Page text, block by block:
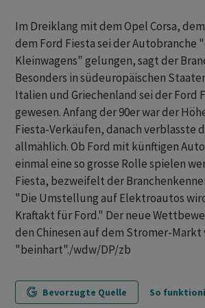
Im Dreiklang mit dem Opel Corsa,
dem Ford Fiesta sei der Autobranche
Kleinwagens" gelungen, sagt der
Besonders in südeuropäischen
Italien und Griechenland sei der Ford
gewesen. Anfang der 90er war der
Fiesta-Verkäufen, danach verblasste
allmählich. Ob Ford mit künftigen
einmal eine so grosse Rolle spielen
Fiesta, bezweifelt der
"Die Umstellung auf Elektroautos
Kraftakt für Ford." Der neue
den Chinesen auf dem Stromer-Markt
"beinhart"./wdw/DP/zb
Bevorzugte Quelle So